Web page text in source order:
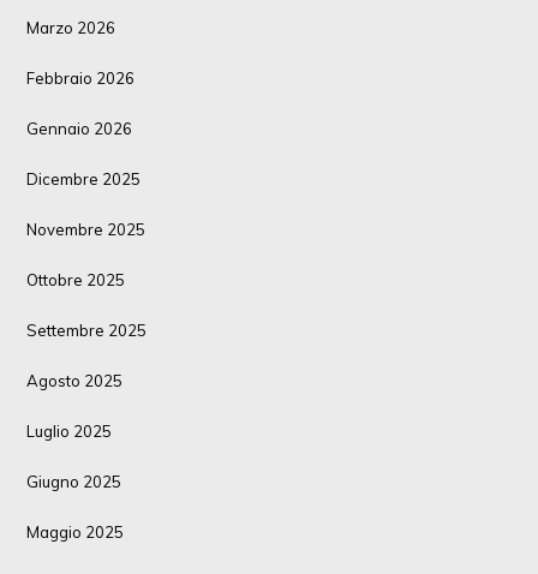
Marzo 2026
Febbraio 2026
Gennaio 2026
Dicembre 2025
Novembre 2025
Ottobre 2025
Settembre 2025
Agosto 2025
Luglio 2025
Giugno 2025
Maggio 2025